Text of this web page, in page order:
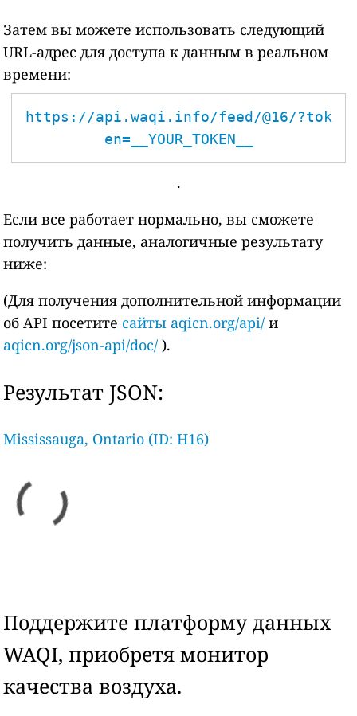
Затем вы можете использовать следующий
URL-адрес для доступа к данным в реальном
времени:
https://api.waqi.info/feed/@16/?tok
en=__YOUR_TOKEN__
.
Если все работает нормально, вы сможете
получить данные, аналогичные результату
ниже:
(Для получения дополнительной информации
об API посетите сайты aqicn.org/api/ и
aqicn.org/json-api/doc/ ).
Результат JSON:
Mississauga, Ontario (ID: H16)
Поддержите платформу данных
WAQI, приобретя монитор
качества воздуха.